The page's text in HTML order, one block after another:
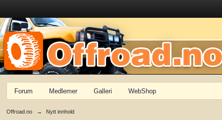
Forum Medlemer Galleri WebShop
Offroad.no → Nytt innhold